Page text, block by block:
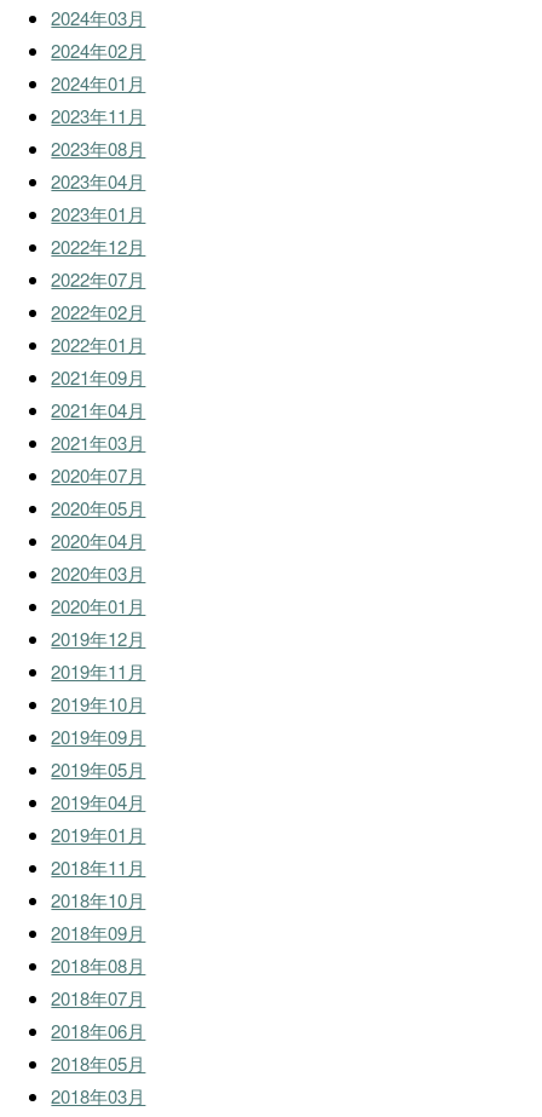
2024年03月
2024年02月
2024年01月
2023年11月
2023年08月
2023年04月
2023年01月
2022年12月
2022年07月
2022年02月
2022年01月
2021年09月
2021年04月
2021年03月
2020年07月
2020年05月
2020年04月
2020年03月
2020年01月
2019年12月
2019年11月
2019年10月
2019年09月
2019年05月
2019年04月
2019年01月
2018年11月
2018年10月
2018年09月
2018年08月
2018年07月
2018年06月
2018年05月
2018年03月